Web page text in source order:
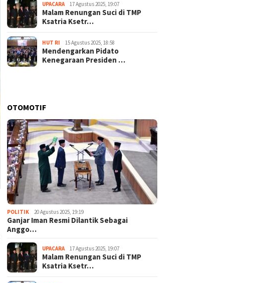
UPACARA 17 Agustus 2025, 19:07
Malam Renungan Suci di TMP
Ksatria Ksetr…
HUT RI 15 Agustus 2025, 18:58
Mendengarkan Pidato
Kenegaraan Presiden …
OTOMOTIF
POLITIK 20 Agustus 2025, 19:19
Ganjar Iman Resmi Dilantik Sebagai
Anggo…
UPACARA 17 Agustus 2025, 19:07
Malam Renungan Suci di TMP
Ksatria Ksetr…